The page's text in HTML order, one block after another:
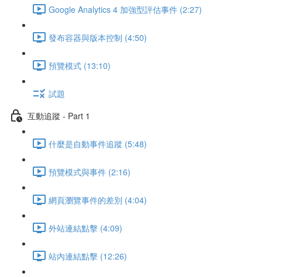
Google Analytics 4 加強型評估事件 (2:27)
發布容器與版本控制 (4:50)
預覽模式 (13:10)
試題
互動追蹤 - Part 1
什麼是自動事件追蹤 (5:48)
預覽模式與事件 (2:16)
網頁瀏覽事件的差別 (4:04)
外站連結點擊 (4:09)
站內連結點擊 (12:26)